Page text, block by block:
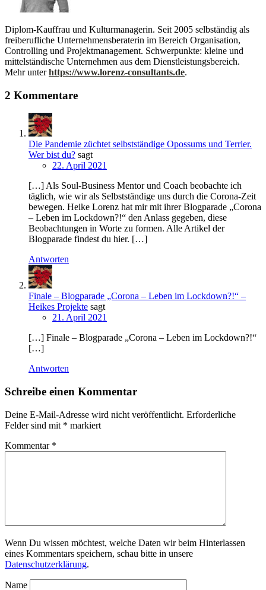
Diplom-Kauffrau und Kulturmanagerin. Seit 2005 selbständig als
freiberufliche Unternehmensberaterin im Bereich Organisation,
Controlling und Projektmanagement. Schwerpunkte: kleine und
mittelständische Unternehmen aus dem Dienstleistungsbereich.
Mehr unterhttps://www.lorenz-consultants.de.
2 Kommentare
Die Pandemie züchtet selbstständige Opossums und Terrier.
Wer bist du? sagt
22. April 2021
[…] Als Soul-Business Mentor und Coach beobachte ich
täglich, wie wir als Selbstständige uns durch die Corona-Zeit
bewegen. Heike Lorenz hat mir mit ihrer Blogparade „Corona
– Leben im Lockdown?!“ den Anlass gegeben, diese
Beobachtungen in Worte zu formen. Alle Artikel der
Blogparade findest du hier. […]
Antworten
Finale – Blogparade „Corona – Leben im Lockdown?!“ –
Heikes Projekte sagt
21. April 2021
[…] Finale – Blogparade „Corona – Leben im Lockdown?!“
[…]
Antworten
Schreibe einen Kommentar
Deine E-Mail-Adresse wird nicht veröffentlicht. Erforderliche
Felder sind mit * markiert
Kommentar *
Wenn Du wissen möchtest, welche Daten wir beim Hinterlassen
eines Kommentars speichern, schau bitte in unsere
Datenschutzerklärung.
Name